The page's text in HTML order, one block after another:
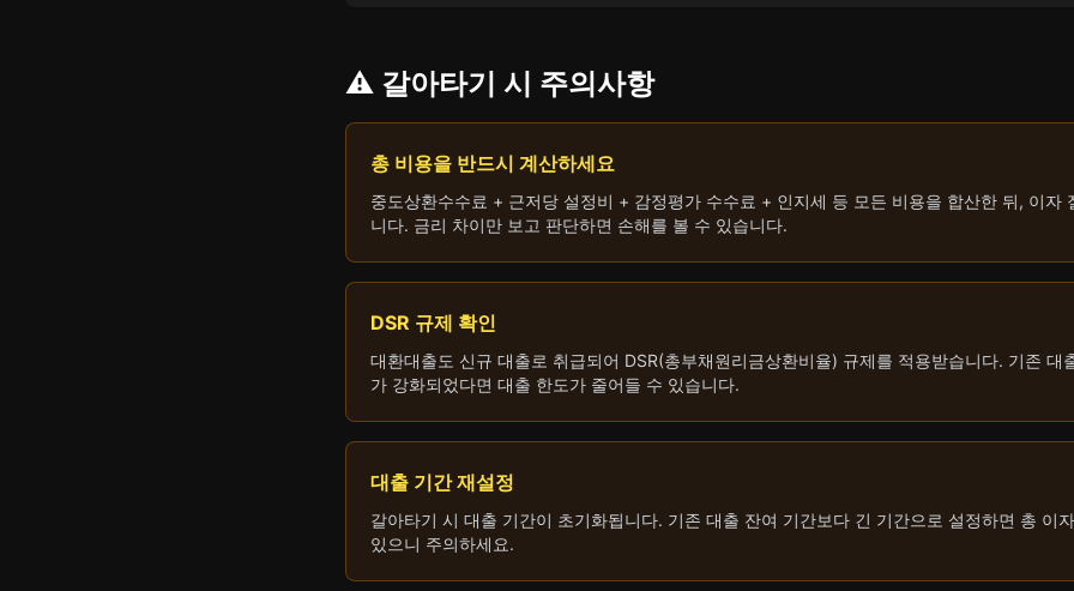
⚠️ 갈아타기 시 주의사항
총 비용을 반드시 계산하세요
중도상환수수료 + 근저당 설정비 + 감정평가 수수료 + 인지세 등 모든 비용을 합산한 뒤, 이자
니다. 금리 차이만 보고 판단하면 손해를 볼 수 있습니다.
DSR 규제 확인
대환대출도 신규 대출로 취급되어 DSR(총부채원리금상환비율) 규제를 적용받습니다. 기존 대
가 강화되었다면 대출 한도가 줄어들 수 있습니다.
대출 기간 재설정
갈아타기 시 대출 기간이 초기화됩니다. 기존 대출 잔여 기간보다 긴 기간으로 설정하면 총 이
있으니 주의하세요.